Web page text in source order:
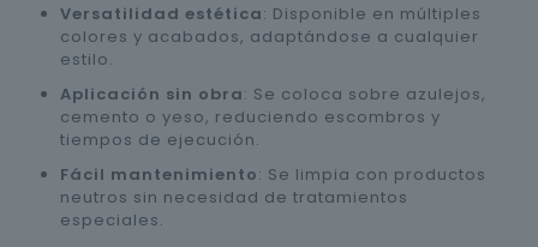
Versatilidad estética: Disponible en múltiples
colores y acabados, adaptándose a cualquier
estilo.
Aplicación sin obra: Se coloca sobre azulejos,
cemento o yeso, reduciendo escombros y
tiempos de ejecución.
Fácil mantenimiento: Se limpia con productos
neutros sin necesidad de tratamientos
especiales.